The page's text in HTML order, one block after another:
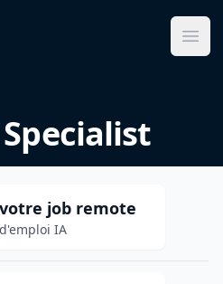
job remote
IA